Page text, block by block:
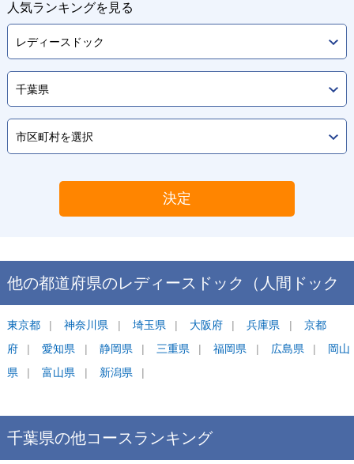
人気ランキングを見る
決定
他の都道府県のレディースドック（人間ドック
＋婦人科検診） ランキング
東京都 神奈川県 埼玉県 大阪府 兵庫県
京都
府
愛知県 静岡県 三重県 福岡県 広島県
岡山
県
富山県 新潟県
千葉県の他コースランキング